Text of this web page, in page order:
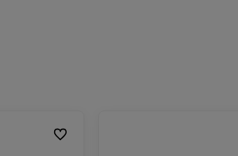
Do ulubionych
Do ulubionych